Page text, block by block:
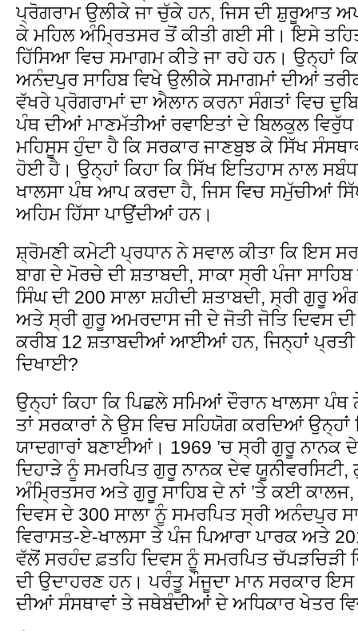
ਪ੍ਰੋਗਰਾਮ ਉਲੀਕੇ ਜਾ ਚੁੱਕੇ ਹਨ, ਜਿਸ ਦੀ ਸ਼ੁਰੂਆਤ
ਕੇ ਮਹਿਲ ਅੰਮ੍ਰਿਤਸਰ ਤੋਂ ਕੀਤੀ ਗਈ ਸੀ। ਇਸੇ
ਹਿੱਸਿਆ ਵਿਚ ਸਮਾਗਮ ਕੀਤੇ ਜਾ ਰਹੇ ਹਨ। ਉਨ੍ਹਾਂ
ਅਨੰਦਪੁਰ ਸਾਹਿਬ ਵਿਖੇ ਉਲੀਕੇ ਸਮਾਗਮਾਂ ਦੀਆਂ
ਵੱਖਰੇ ਪ੍ਰੋਗਰਾਮਾਂ ਦਾ ਐਲਾਨ ਕਰਨਾ ਸੰਗਤਾਂ ਵਿਚ
ਪੰਥ ਦੀਆਂ ਮਾਣਮੱਤੀਆਂ ਰਵਾਇਤਾਂ ਦੇ ਬਿਲਕੁਲ ਵਿਰੁੱਧ
ਮਹਿਸੂਸ ਹੁੰਦਾ ਹੈ ਕਿ ਸਰਕਾਰ ਜਾਣਬੁਝ ਕੇ ਸਿੱਖ
ਹੋਈ ਹੈ। ਉਨ੍ਹਾਂ ਕਿਹਾ ਕਿ ਸਿੱਖ ਇਤਿਹਾਸ ਨਾਲ
ਖਾਲਸਾ ਪੰਥ ਆਪ ਕਰਦਾ ਹੈ, ਜਿਸ ਵਿਚ ਸਮੁੱਚੀਆਂ
ਅਹਿਮ ਹਿੱਸਾ ਪਾਉਂਦੀਆਂ ਹਨ।
ਸ਼੍ਰੋਮਣੀ ਕਮੇਟੀ ਪ੍ਰਧਾਨ ਨੇ ਸਵਾਲ ਕੀਤਾ ਕਿ ਇਸ
ਬਾਗ ਦੇ ਮੋਰਚੇ ਦੀ ਸ਼ਤਾਬਦੀ, ਸਾਕਾ ਸ੍ਰੀ ਪੰਜਾ
ਸਿੰਘ ਦੀ 200 ਸਾਲਾ ਸ਼ਹੀਦੀ ਸ਼ਤਾਬਦੀ, ਸ੍ਰੀ ਗੁਰੂ
ਅਤੇ ਸ੍ਰੀ ਗੁਰੂ ਅਮਰਦਾਸ ਜੀ ਦੇ ਜੋਤੀ ਜੋਤਿ ਦਿਵਸ
ਕਰੀਬ 12 ਸ਼ਤਾਬਦੀਆਂ ਆਈਆਂ ਹਨ, ਜਿਨ੍ਹਾਂ ਪ੍ਰਤੀ
ਦਿਖਾਈ?
ਉਨ੍ਹਾਂ ਕਿਹਾ ਕਿ ਪਿਛਲੇ ਸਮਿਆਂ ਦੌਰਾਨ ਖਾਲਸਾ
ਤਾਂ ਸਰਕਾਰਾਂ ਨੇ ਉਸ ਵਿਚ ਸਹਿਯੋਗ ਕਰਦਿਆਂ
ਯਾਦਗਾਰਾਂ ਬਣਾਈਆਂ। 1969 ’ਚ ਸ੍ਰੀ ਗੁਰੂ ਨਾਨਕ
ਦਿਹਾੜੇ ਨੂੰ ਸਮਰਪਿਤ ਗੁਰੂ ਨਾਨਕ ਦੇਵ
ਅੰਮ੍ਰਿਤਸਰ ਅਤੇ ਗੁਰੂ ਸਾਹਿਬ ਦੇ ਨਾਂ ’ਤੇ ਕਈ ਕਾਲਜ,
ਦਿਵਸ ਦੇ 300 ਸਾਲਾ ਨੂੰ ਸਮਰਪਿਤ ਸ੍ਰੀ ਅਨੰਦਪੁਰ
ਵਿਰਾਸਤ-ਏ-ਖਾਲਸਾ ਤੇ ਪੰਜ ਪਿਆਰਾ ਪਾਰਕ ਅਤੇ
ਵੱਲੋਂ ਸਰਹੰਦ ਫ਼ਤਹਿ ਦਿਵਸ ਨੂੰ ਸਮਰਪਿਤ ਚੱਪੜਚਿੜੀ
ਦੀ ਉਦਾਹਰਣ ਹਨ। ਪਰੰਤੂ ਮੌਜੂਦਾ ਮਾਨ ਸਰਕਾਰ
ਦੀਆਂ ਸੰਸਥਾਵਾਂ ਤੇ ਜਥੇਬੰਦੀਆਂ ਦੇ ਅਧਿਕਾਰ ਖੇਤਰ